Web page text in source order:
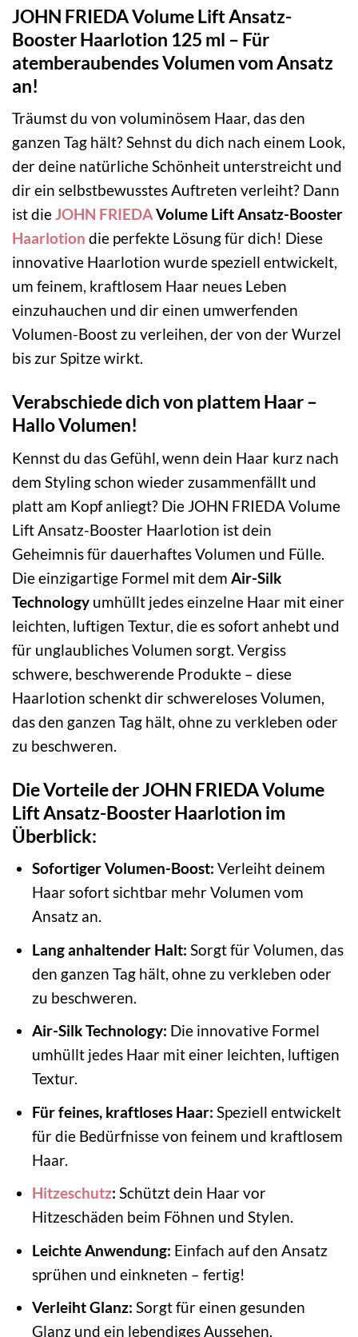
JOHN FRIEDA Volume Lift Ansatz-
Booster Haarlotion 125 ml – Für
atemberaubendes Volumen vom Ansatz
an!
Träumst du von voluminösem Haar, das den
ganzen Tag hält? Sehnst du dich nach einem Look,
der deine natürliche Schönheit unterstreicht und
dir ein selbstbewusstes Auftreten verleiht? Dann
ist dieJOHN FRIEDAVolume Lift Ansatz-Booster
Haarlotion die perfekte Lösung für dich! Diese
innovative Haarlotion wurde speziell entwickelt,
um feinem, kraftlosem Haar neues Leben
einzuhauchen und dir einen umwerfenden
Volumen-Boost zu verleihen, der von der Wurzel
bis zur Spitze wirkt.
Verabschiede dich von plattem Haar –
Hallo Volumen!
Kennst du das Gefühl, wenn dein Haar kurz nach
dem Styling schon wieder zusammenfällt und
platt am Kopf anliegt? Die JOHN FRIEDA Volume
Lift Ansatz-Booster Haarlotion ist dein
Geheimnis für dauerhaftes Volumen und Fülle.
Die einzigartige Formel mit dem Air-Silk
Technology umhüllt jedes einzelne Haar mit einer
leichten, luftigen Textur, die es sofort anhebt und
für unglaubliches Volumen sorgt. Vergiss
schwere, beschwerende Produkte – diese
Haarlotion schenkt dir schwereloses Volumen,
das den ganzen Tag hält, ohne zu verkleben oder
zu beschweren.
Die Vorteile der JOHN FRIEDA Volume
Lift Ansatz-Booster Haarlotion im
Überblick:
Sofortiger Volumen-Boost: Verleiht deinem
Haar sofort sichtbar mehr Volumen vom
Ansatz an.
Lang anhaltender Halt: Sorgt für Volumen, das
den ganzen Tag hält, ohne zu verkleben oder
zu beschweren.
Air-Silk Technology: Die innovative Formel
umhüllt jedes Haar mit einer leichten, luftigen
Textur.
Für feines, kraftloses Haar: Speziell entwickelt
für die Bedürfnisse von feinem und kraftlosem
Haar.
Hitzeschutz: Schützt dein Haar vor
Hitzeschäden beim Föhnen und Stylen.
Leichte Anwendung: Einfach auf den Ansatz
sprühen und einkneten – fertig!
Verleiht Glanz: Sorgt für einen gesunden
Glanz und ein lebendiges Aussehen.